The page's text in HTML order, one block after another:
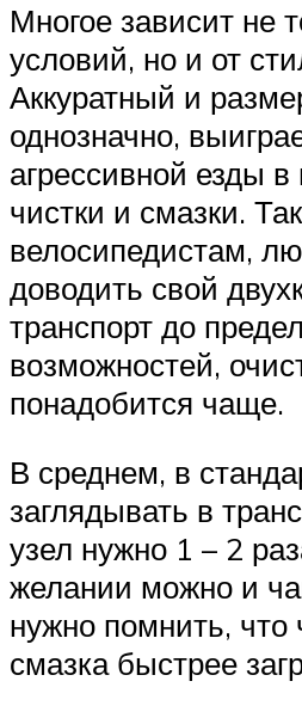
Многое зависит не
условий, но и от
Аккуратный и
однозначно,
агрессивной езды
чистки и смазки.
велосипедистам,
доводить свой
транспорт до
возможностей,
понадобится чаще.
В среднем, в
заглядывать в
узел нужно 1 – 2
желании можно и
нужно помнить, что
смазка быстрее